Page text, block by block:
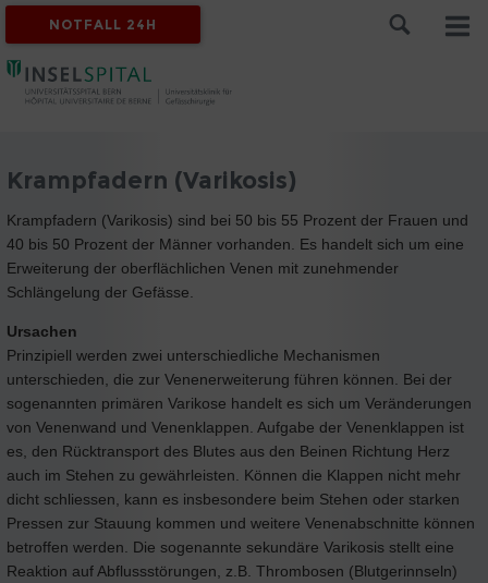
NOTFALL 24H
Krampfadern (Varikosis)
Krampfadern (Varikosis) sind bei 50 bis 55 Prozent der Frauen und
40 bis 50 Prozent der Männer vorhanden. Es handelt sich um eine
Erweiterung der oberflächlichen Venen mit zunehmender
Schlängelung der Gefässe.
Ursachen
Prinzipiell werden zwei unterschiedliche Mechanismen
unterschieden, die zur Venenerweiterung führen können. Bei der
sogenannten primären Varikose handelt es sich um Veränderungen
von Venenwand und Venenklappen. Aufgabe der Venenklappen ist
es, den Rücktransport des Blutes aus den Beinen Richtung Herz
auch im Stehen zu gewährleisten. Können die Klappen nicht mehr
dicht schliessen, kann es insbesondere beim Stehen oder starken
Pressen zur Stauung kommen und weitere Venenabschnitte können
betroffen werden. Die sogenannte sekundäre Varikosis stellt eine
Reaktion auf Abflussstörungen, z.B. Thrombosen (Blutgerinnseln)